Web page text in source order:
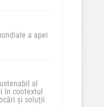
a apei
al
în contextul
și soluții